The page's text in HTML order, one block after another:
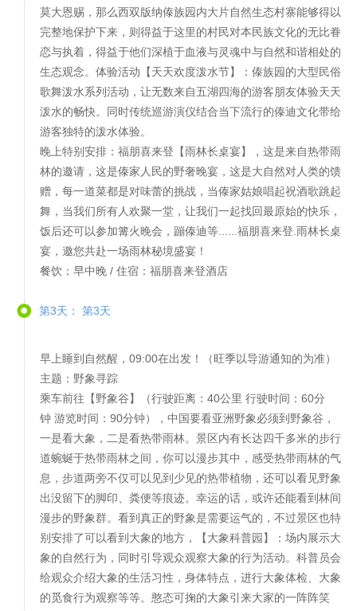
莫大恩赐，那么西双版纳傣族园内大片自然生态村寨能够得以
完整地保护下来，则得益于这里的村民对本民族文化的无比眷
恋与执着，得益于他们深植于血液与灵魂中与自然和谐相处的
生态观念。体验活动【天天欢度泼水节】：傣族园的大型民俗
歌舞泼水系列活动，让无数来自五湖四海的游客朋友体验天天
泼水的畅快。同时传统巡游演仪结合当下流行的傣迪文化带给
游客独特的泼水体验。
晚上特别安排：福朋喜来登【雨林长桌宴】，这是来自热带雨
林的邀请，这是傣家人民的野奢晚宴，这是大自然对人类的馈
赠，每一道菜都是对味蕾的挑战，当傣家姑娘唱起祝酒歌跳起
舞，当我们所有人欢聚一堂，让我们一起找回最原始的快乐，
饭后还可以参加篝火晚会，蹦傣迪等......福朋喜来登.雨林长桌
宴，邀您共赴一场雨林秘境盛宴！
餐饮：早中晚 / 住宿：福朋喜来登酒店
第3天： 第3天
早上睡到自然醒，09:00在出发！（旺季以导游通知的为准）
主题：野象寻踪
乘车前往【野象谷】（行驶距离：40公里 行驶时间：60分
钟 游览时间：90分钟），中国要看亚洲野象必须到野象谷，
一是看大象，二是看热带雨林。景区内有长达四千多米的步行
道蜿蜒于热带雨林之间，你可以漫步其中，感受热带雨林的气
息，步道两旁不仅可以见到少见的热带植物，还可以看见野象
出没留下的脚印、粪便等痕迹。幸运的话，或许还能看到林间
漫步的野象群。看到真正的野象是需要运气的，不过景区也特
别安排了可以看到大象的地方，【大象科普园】：场内展示大
象的自然行为，同时引导观众观察大象的行为活动。科普员会
给观众介绍大象的生活习性，身体特点，进行大象体检、大象
的觅食行为观察等等。憨态可掬的大象引来大家的一阵阵笑